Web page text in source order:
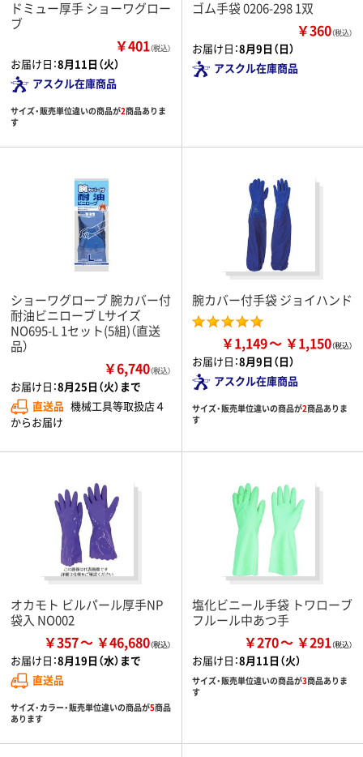
ドミュー厚手 ショーワグロー
ブ
￥401（税込）
お届け日：8月11日（火）
アスクル在庫商品
サイズ・販売単位違いの商品が2商品ありま
す
ゴム手袋 0206-298 1双
￥360（税込）
お届け日：8月9日（日）
アスクル在庫商品
ショーワグローブ 腕カバー付
耐油ビニローブ Lサイズ
NO695-L 1セット(5組)（直送
品）
￥6,740（税込）
お届け日：8月25日（火）まで
直送品 機械工具等取扱店４
からお届け
腕カバー付手袋 ジョイハンド
￥1,149 ￥1,150
お届け日：8月9日（日）
アスクル在庫商品
サイズ・販売単位違いの商品が2商品ありま
す
オカモト ビルパール厚手NP
袋入 NO002
￥357 ￥46,680
お届け日：8月19日（水）まで
直送品
サイズ・カラー・販売単位違いの商品が5商品
あります
塩化ビニール手袋 トワローブ
フルール中あつ手
￥270 ￥291
お届け日：8月11日（火）
サイズ・販売単位違いの商品が3商品ありま
す